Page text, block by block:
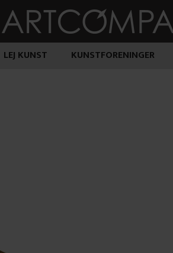
LEJ KUNST KUNSTFORENINGER